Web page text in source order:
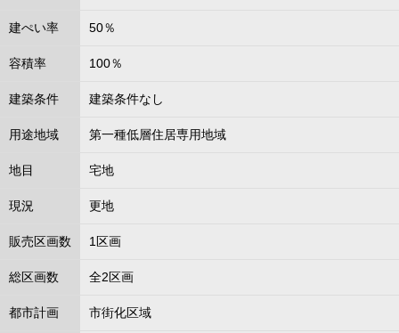
建ぺい率 50％
容積率 100％
建築条件 建築条件なし
用途地域 第一種低層住居専用地域
地目 宅地
現況 更地
販売区画数 1区画
総区画数 全2区画
都市計画 市街化区域